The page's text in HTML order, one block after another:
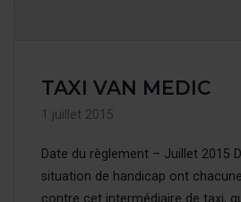
TAXI VAN MEDIC
1 juillet 2015
Date du règlement – Juillet 2015
situation de handicap ont